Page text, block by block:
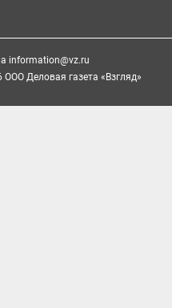
information@vz.ru
Деловая газета «Взгляд»